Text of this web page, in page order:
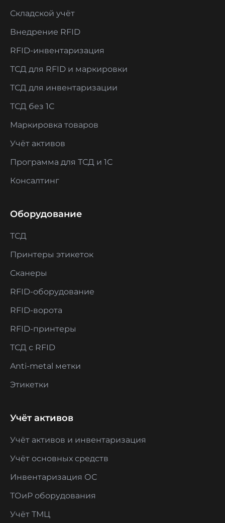
Складской учёт
Внедрение RFID
RFID-инвентаризация
ТСД для RFID и маркировки
ТСД для инвентаризации
ТСД без 1С
Маркировка товаров
Учёт активов
Программа для ТСД и 1С
Консалтинг
Оборудование
ТСД
Принтеры этикеток
Сканеры
RFID-оборудование
RFID-ворота
RFID-принтеры
ТСД с RFID
Anti-metal метки
Этикетки
Учёт активов
Учёт активов и инвентаризация
Учёт основных средств
Инвентаризация ОС
ТОиР оборудования
Учёт ТМЦ